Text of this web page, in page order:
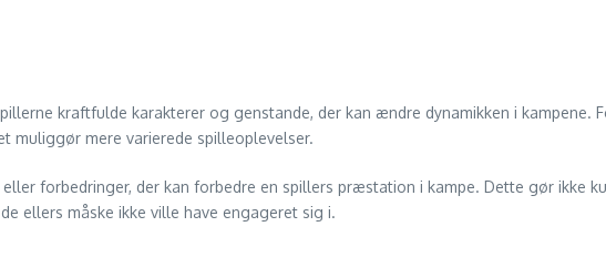
kraftfulde karakterer og genstande, der kan ændre dynamikken i kampene.
muliggør mere varierede spilleoplevelser.
forbedringer, der kan forbedre en spillers præstation i kampe. Dette gør ikke
ellers måske ikke ville have engageret sig i.